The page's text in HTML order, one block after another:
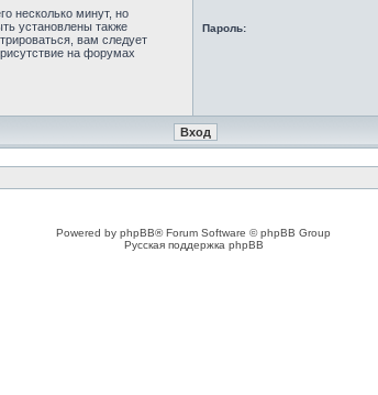
несколько минут, но
установлены также
вам следует
на форумах
Пароль:
Powered by phpBB® Forum Software © phpBB Group
Русская поддержка phpBB